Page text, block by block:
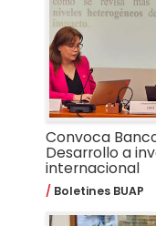
Convoca
Desarrollo a
internacional
Boletines BUAP